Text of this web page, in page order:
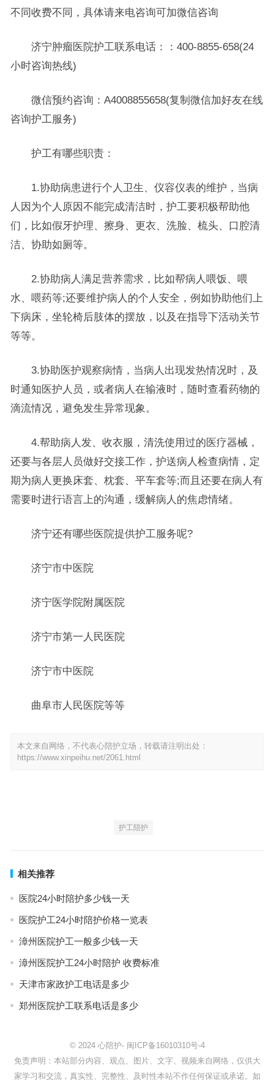
不同收费不同，具体请来电咨询可加微信咨询
济宁肿瘤医院护工联系电话：：400-8855-658(24
小时咨询热线)
微信预约咨询：A4008855658(复制微信加好友在线
咨询护工服务)
护工有哪些职责：
1.协助病患进行个人卫生、仪容仪表的维护，当病
人因为个人原因不能完成清洁时，护工要积极帮助他
们，比如假牙护理、擦身、更衣、洗脸、梳头、口腔清
洁、协助如厕等。
2.协助病人满足营养需求，比如帮病人喂饭、喂
水、喂药等;还要维护病人的个人安全，例如协助他们上
下病床，坐轮椅后肢体的摆放，以及在指导下活动关节
等等。
3.协助医护观察病情，当病人出现发热情况时，及
时通知医护人员，或者病人在输液时，随时查看药物的
滴流情况，避免发生异常现象。
4.帮助病人发、收衣服，清洗使用过的医疗器械，
还要与各层人员做好交接工作，护送病人检查病情，定
期为病人更换床套、枕套、平车套等;而且还要在病人有
需要时进行语言上的沟通，缓解病人的焦虑情绪。
济宁还有哪些医院提供护工服务呢?
济宁市中医院
济宁医学院附属医院
济宁市第一人民医院
济宁市中医院
曲阜市人民医院等等
本文来自网络，不代表心陪护立场，转载请注明出处：
https://www.xinpeihu.net/2061.html
护工陪护
相关推荐
医院24小时陪护多少钱一天
医院护工24小时陪护价格一览表
漳州医院护工一般多少钱一天
漳州医院护工24小时陪护 收费标准
天津市家政护工电话是多少
郑州医院护工联系电话是多少
© 2024 心陪护- 闽ICP备16010310号-4
免责声明：本站部分内容、观点、图片、文字、视频来自网络，仅供大
家学习和交流，真实性、完整性、及时性本站不作任何保证或承诺。如